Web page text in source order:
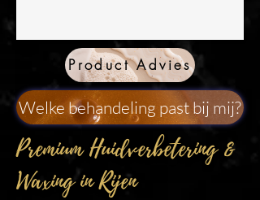
Product Advies
Welke behandeling past bij mij?
Premium Huidverbetering &
Waxing in Rijen